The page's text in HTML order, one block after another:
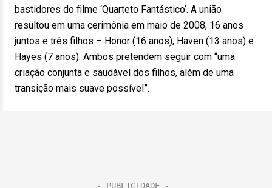
bastidores do filme ‘Quarteto Fantástico’. A união
resultou em uma cerimônia em maio de 2008, 16 anos
juntos e três filhos – Honor (16 anos), Haven (13 anos) e
Hayes (7 anos). Ambos pretendem seguir com “uma
criação conjunta e saudável dos filhos, além de uma
transição mais suave possível”.